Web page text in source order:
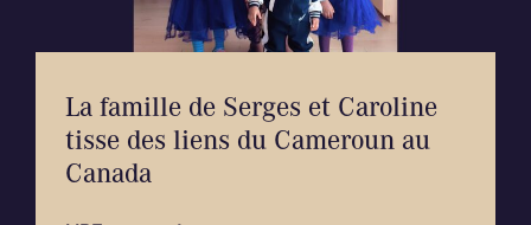
La famille de Serges et Caroline
tisse des liens du Cameroun au
Canada